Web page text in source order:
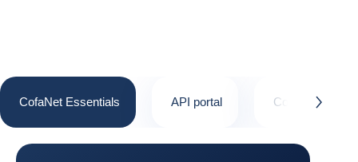
CofaNet Essentials API portal CofaMove
button.next